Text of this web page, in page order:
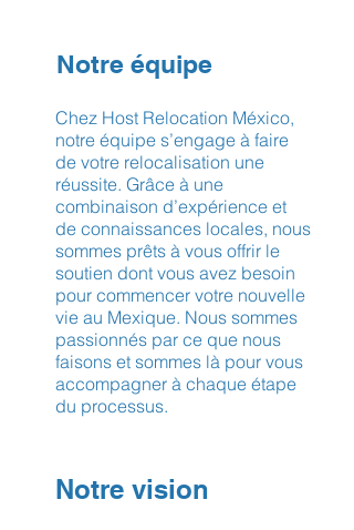
Notre équipe
Chez Host Relocation México,
notre équipe s’engage à faire
de votre relocalisation une
réussite. Grâce à une
combinaison d’expérience et
de connaissances locales, nous
sommes prêts à vous offrir le
soutien dont vous avez besoin
pour commencer votre nouvelle
vie au Mexique. Nous sommes
passionnés par ce que nous
faisons et sommes là pour vous
accompagner à chaque étape
du processus.
Notre vision